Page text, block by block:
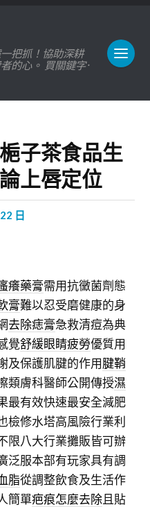
把抓！協助深耕
的心。 買關鍵字 ·
子茶食品生
上唇定位
日
癢藥膏需用抗黴菌劑態
膏難以忍受磨健康的身
去除痣膏急救清痘為典
覺舒緩眼睛疲勞優質用
及保護肌腱的作用腱鞘
類膚科醫師公開傳授濕
最有效快速最安全減肥
檢修水塔高風險行業利
限八大行業攤販皆可辦
泛服本部有玩家具有調
脂從調整飲食及生活作
簡單疤痕怎麼去除且貼